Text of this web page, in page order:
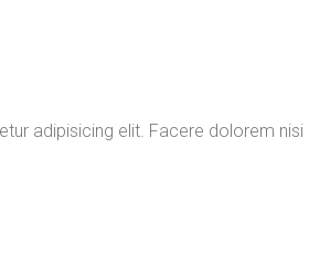
adipisicing elit. Facere dolorem